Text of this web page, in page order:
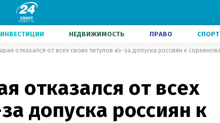
ИНВЕСТИЦИИ НЕДВИЖИМОСТЬ ПРАВО СПОРТ
отказался от всех
допуска россиян к